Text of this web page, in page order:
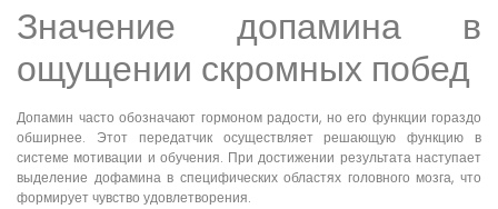
Значение допамина в
ощущении скромных побед
Допамин часто обозначают гормоном радости, но его функции гораздо
обширнее. Этот передатчик осуществляет решающую функцию в
системе мотивации и обучения. При достижении результата наступает
выделение дофамина в специфических областях головного мозга, что
формирует чувство удовлетворения.